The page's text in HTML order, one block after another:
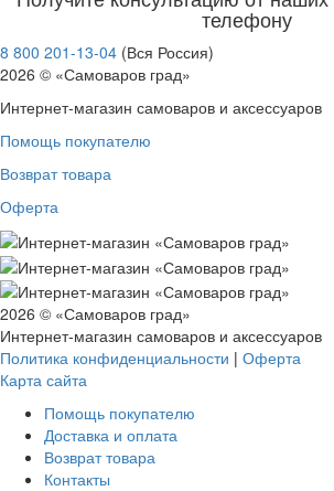
телефону
8 800 201-13-04 (Вся Россия)
2026 © «Самоваров град»
Интернет-магазин самоваров и аксессуаров
Помощь покупателю
Возврат товара
Оферта
2026 © «Самоваров град»
Интернет-магазин самоваров и аксессуаров
Политика конфиденциальности | Оферта
Карта сайта
Помощь покупателю
Доставка и оплата
Возврат товара
Контакты